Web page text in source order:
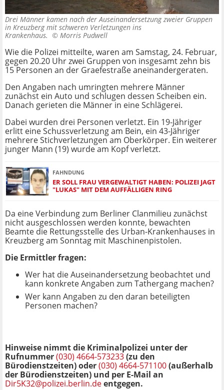
Drei Männer kamen nach der Auseinandersetzung zweier Gruppen
in Kreuzberg mit schweren Verletzungen ins
Krankenhaus. © Morris Pudwell
Wie die Polizei mitteilte, waren am Samstag, 24. Februar,
gegen 20.20 Uhr zwei Gruppen von insgesamt zehn bis
15 Personen an der Graefestraße aneinandergeraten.
Den Angaben nach umringten mehrere Männer
zunächst ein Auto und schlugen dessen Scheiben ein.
Danach gerieten die Männer in eine Schlägerei.
Dabei wurden drei Personen verletzt. Ein 19-Jähriger
erlitt eine Schussverletzung am Bein, ein 43-Jähriger
mehrere Stichverletzungen am Oberkörper. Ein weiterer
junger Mann (19) wurde am Kopf verletzt.
FAHNDUNG
ER SOLL FRAU VERGEWALTIGT HABEN: POLIZEI JAGT
"LUKAS" MIT DEM AUFFÄLLIGEN RING
Da eine Verbindung zum Berliner Clanmilieu zunächst
nicht ausgeschlossen werden konnte, bewachten
Beamte die Rettungsstelle des Urban-Krankenhauses in
Kreuzberg am Sonntag mit Maschinenpistolen.
Die Ermittler fragen:
Wer hat die Auseinandersetzung beobachtet und
kann konkrete Angaben zum Tathergang machen?
Wer kann Angaben zu den daran beteiligten
Personen machen?
Hinweise nimmt die Kriminalpolizei unter der
Rufnummer(030) 4664-573233(zu den
Bürodienstzeiten) oder(030) 4664-571100(außerhalb
der Bürodienstzeiten) und per E-Mail an
Dir5K32@polizei.berlin.deentgegen.